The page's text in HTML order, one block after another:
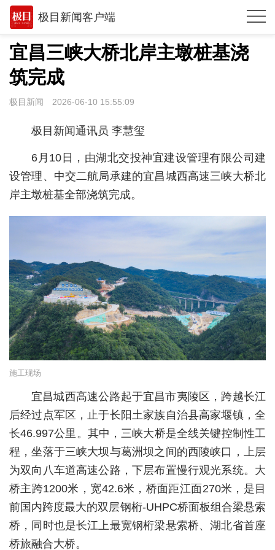
极目新闻客户端
推荐
体育
观点
武汉
世相
极客圈
经济
城建
科教
健康
悠游
相亲
汽车
房产
消费
创意
宜昌三峡大桥北岸主墩桩基浇
筑完成
极目新闻 2026-06-10 15:55:09
极目新闻通讯员 李慧玺
6月10日，由湖北交投神宜建设管理有限公司建
设管理、中交二航局承建的宜昌城西高速三峡大桥北
岸主墩桩基全部浇筑完成。
施工现场
宜昌城西高速公路起于宜昌市夷陵区，跨越长江
后经过点军区，止于长阳土家族自治县高家堰镇，全
长46.997公里。其中，三峡大桥是全线关键控制性工
程，坐落于三峡大坝与葛洲坝之间的西陵峡口，上层
为双向八车道高速公路，下层布置慢行观光系统。大
桥主跨1200米，宽42.6米，桥面距江面270米，是目
前国内跨度最大的双层钢桁-UHPC桥面板组合梁悬索
桥，同时也是长江上最宽钢桁梁悬索桥、湖北省首座
桥旅融合大桥。